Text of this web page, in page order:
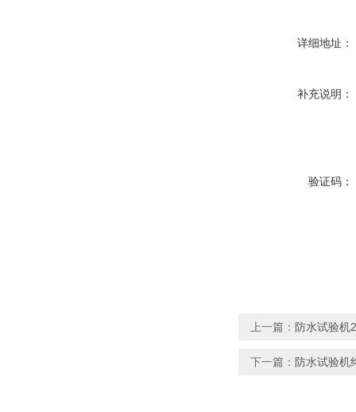
详细地址：
补充说明：
验证码：
上一篇： 防水试验机
下一篇： 防水试验机